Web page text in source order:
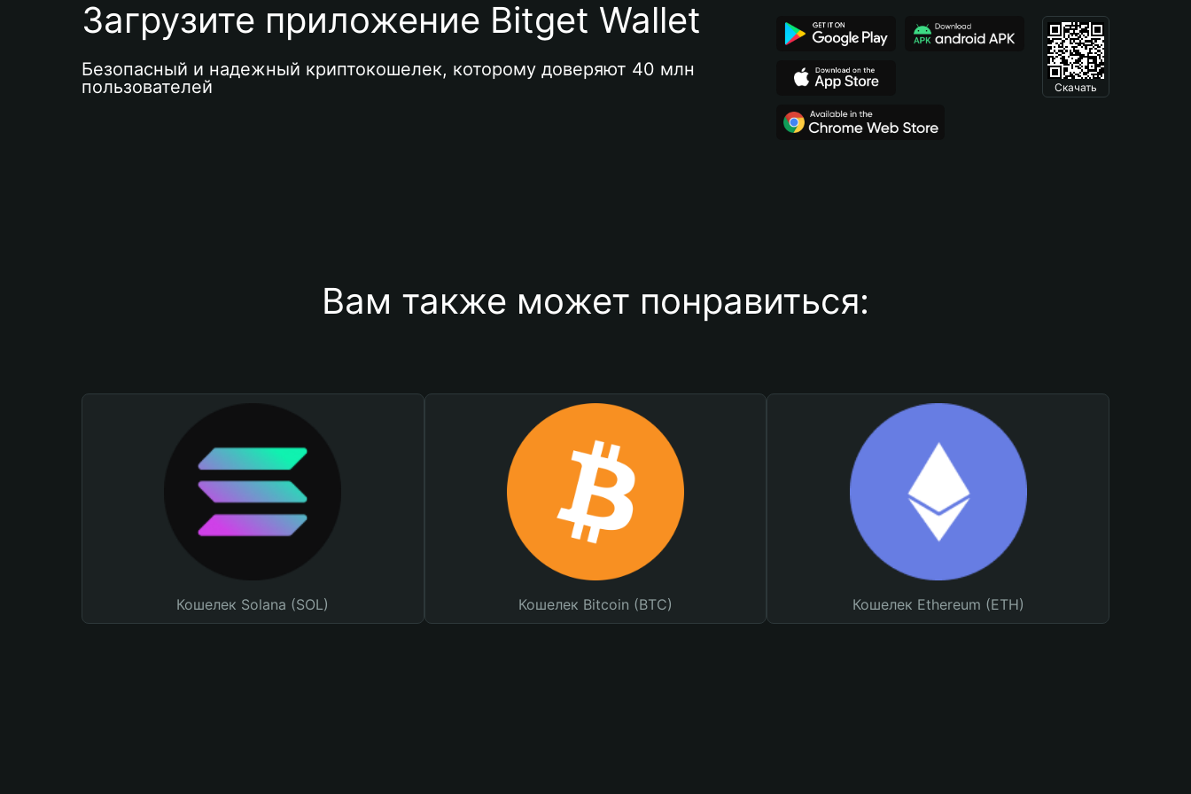
Загрузите приложение Bitget Wallet
Безопасный и надежный криптокошелек, которому доверяют 40 млн
пользователей
Скачать
Вам также может понравиться:
Кошелек Solana (SOL) Кошелек Bitcoin (BTC) Кошелек Ethereum (ETH)